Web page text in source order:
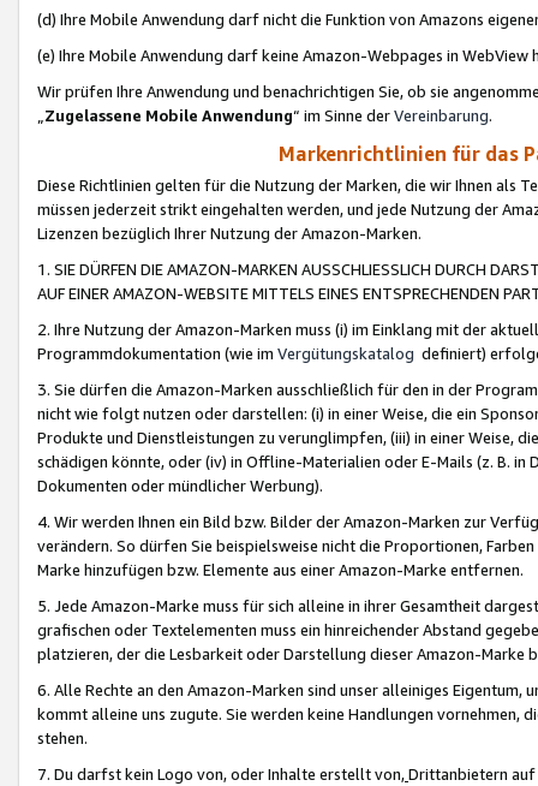
(d) Ihre Mobile Anwendung darf nicht die Funktion von Amazons
(e) Ihre Mobile Anwendung darf keine Amazon-Webpages in WebView
Wir prüfen Ihre Anwendung und benachrichtigen Sie, ob sie
„Zugelassene Mobile Anwendung“ im Sinne derVereinbarung.
Markenrichtlinien für das
Diese Richtlinien gelten für die Nutzung der Marken, die wir Ihnen als
müssen jederzeit strikt eingehalten werden, und jede Nutzung der
Lizenzen bezüglich Ihrer Nutzung der Amazon-Marken.
1. SIE DÜRFEN DIE AMAZON-MARKEN AUSSCHLIESSLICH DURCH
AUF EINER AMAZON-WEBSITE MITTELS EINES ENTSPRECHENDEN
2. Ihre Nutzung der Amazon-Marken muss (i) im Einklang mit der
Programmdokumentation (wie im Vergütungskatalog definiert)
3. Sie dürfen die Amazon-Marken ausschließlich für den in der
nicht wie folgt nutzen oder darstellen: (i) in einer Weise, die ein
Produkte und Dienstleistungen zu verunglimpfen, (iii) in einer Weise,
schädigen könnte, oder (iv) in Offline-Materialien oder E-Mails (z. B. in
Dokumenten oder mündlicher Werbung).
4. Wir werden Ihnen ein Bild bzw. Bilder der Amazon-Marken zur
verändern. So dürfen Sie beispielsweise nicht die Proportionen,
Marke hinzufügen bzw. Elemente aus einer Amazon-Marke entfernen.
5. Jede Amazon-Marke muss für sich alleine in ihrer Gesamtheit
grafischen oder Textelementen muss ein hinreichender Abstand
platzieren, der die Lesbarkeit oder Darstellung dieser Amazon-Marke
6. Alle Rechte an den Amazon-Marken sind unser alleiniges
kommt alleine uns zugute. Sie werden keine Handlungen vornehmen,
stehen.
7. Du darfst kein Logo von, oder Inhalte erstellt von,Drittanbietern auf